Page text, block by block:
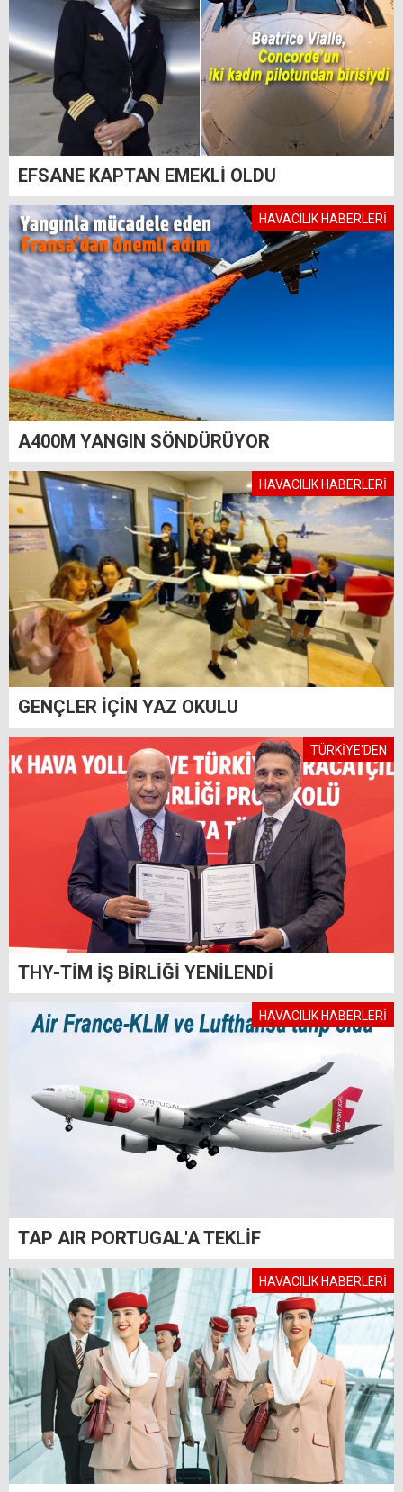
EFSANE KAPTAN EMEKLİ OLDU
HAVACILIK HABERLERİ
A400M YANGIN SÖNDÜRÜYOR
HAVACILIK HABERLERİ
GENÇLER İÇİN YAZ OKULU
TÜRKİYE'DEN
THY-TİM İŞ BİRLİĞİ YENİLENDİ
HAVACILIK HABERLERİ
TAP AIR PORTUGAL'A TEKLİF
HAVACILIK HABERLERİ